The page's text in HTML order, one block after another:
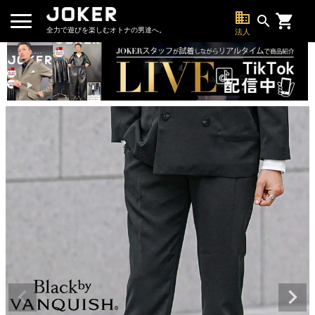
全力で遊びを楽しむオトナの男達へ。
business
法人
search